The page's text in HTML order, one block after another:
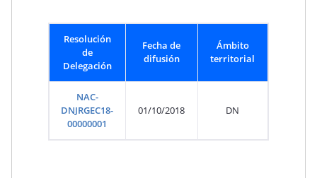
Resolución
de
Delegación
Fecha de
difusión
Ámbito
territorial
NAC-
DNJRGEC18-
00000001
01/10/2018 DN